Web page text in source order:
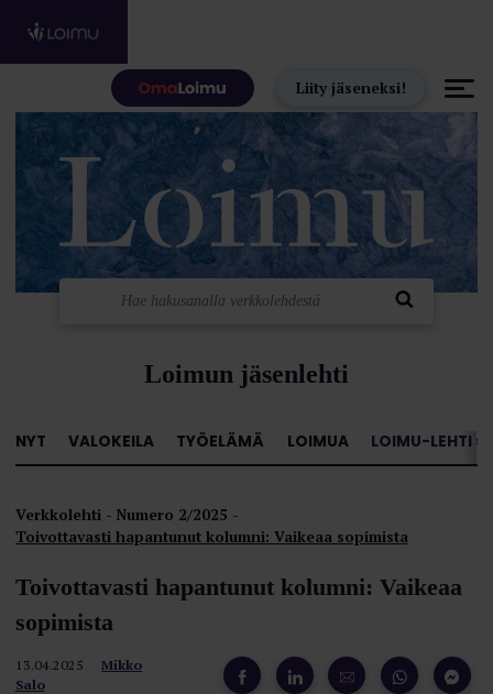
Liity jäseneksi!
Loimun jäsenlehti
NYT VALOKEILA TYÖELÄMÄ LOIMUA LOIMU-LEHTI »
Verkkolehti
Numero 2/2025
Toivottavasti hapantunut kolumni: Vaikeaa sopimista
Toivottavasti hapantunut kolumni: Vaikeaa
sopimista
13.04.2025
Mikko
Salo